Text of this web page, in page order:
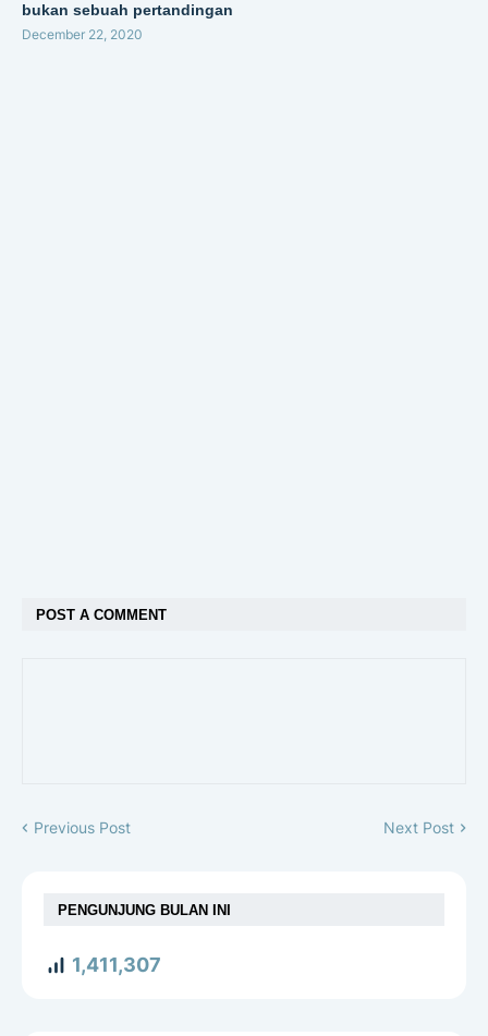
bukan sebuah pertandingan
December 22, 2020
POST A COMMENT
Previous Post Next Post
PENGUNJUNG BULAN INI
1,411,307